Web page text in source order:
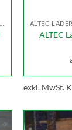
ALTEC
exkl. MwSt.